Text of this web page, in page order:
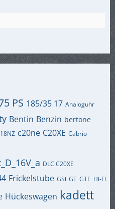
PS 185/35 17 Analoguhr
Bentin Benzin bertone
c20ne C20XE Cabrio
DLC C20XE
Frickelstube GSi GT GTE Hi-Fi
Hückeswagen kadett